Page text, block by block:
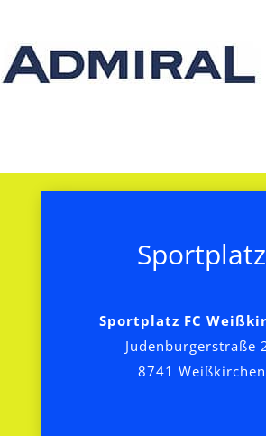
Sportplatz
Sportplatz FC
Judenburgerstraße
8741 Weißkirchen